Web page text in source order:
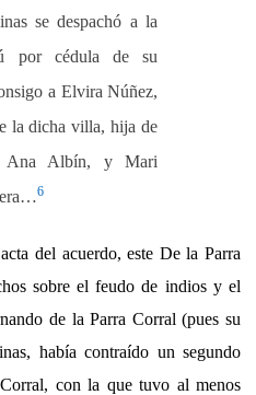
se despachó a la
por cédula de su
a Elvira Núñez,
la dicha villa, hija de
Ana Albín, y Mari
6
del acuerdo, este De la Parra
sobre el feudo de indios y el
de la Parra Corral (pues su
había contraído un segundo
con la que tuvo al menos